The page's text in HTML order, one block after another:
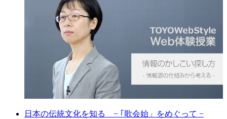
日本の伝統文化を知る − ｢歌会始」をめぐって −